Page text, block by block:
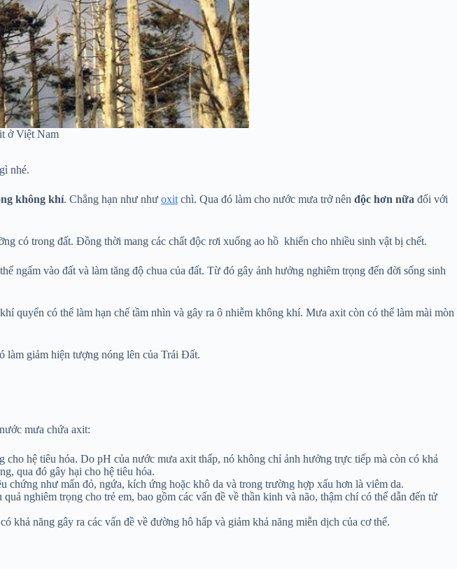
ở Việt Nam
nhé.
không khí. Chẳng hạn như như oxit chì. Qua đó làm cho nước mưa trở nên độc hơn nữa đối với
có trong đất. Đồng thời mang các chất độc rơi xuống ao hồ khiến cho nhiều sinh vật bị chết.
ngấm vào đất và làm tăng độ chua của đất. Từ đó gây ảnh hưởng nghiêm trọng đến đời sống sinh
quyển có thể làm hạn chế tầm nhìn và gây ra ô nhiễm không khí. Mưa axit còn có thể làm mài mòn
làm giảm hiện tượng nóng lên của Trái Đất.
mưa chứa axit:
hệ tiêu hóa. Do pH của nước mưa axit thấp, nó không chỉ ảnh hưởng trực tiếp mà còn có khả
qua đó gây hại cho hệ tiêu hóa.
như mẩn đỏ, ngứa, kích ứng hoặc khô da và trong trường hợp xấu hơn là viêm da.
nghiêm trọng cho trẻ em, bao gồm các vấn đề về thần kinh và não, thậm chí có thể dẫn đến tử
năng gây ra các vấn đề về đường hô hấp và giảm khả năng miễn dịch của cơ thể.